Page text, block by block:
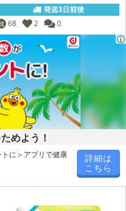
発送3日前後
68 2 0
めよう！
に＞アプリで健康
詳細は
こちら